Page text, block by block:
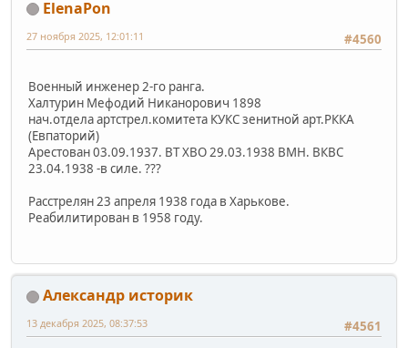
ElenaPon
#4560
27 ноября 2025, 12:01:11
Военный инженер 2-го ранга.
Халтурин Мефодий Никанорович 1898
нач.отдела артстрел.комитета КУКС зенитной арт.РККА
(Евпаторий)
Арестован 03.09.1937. ВТ ХВО 29.03.1938 ВМН. ВКВС
23.04.1938 -в силе. ???
Расстрелян 23 апреля 1938 года в Харькове.
Реабилитирован в 1958 году.
Александр историк
#4561
13 декабря 2025, 08:37:53